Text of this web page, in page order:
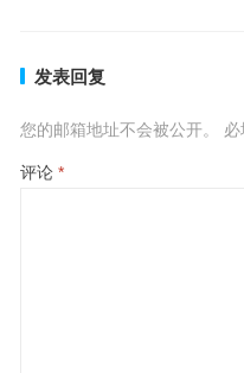
发表回复
您的邮箱地址不会被公开。 必
评论 *